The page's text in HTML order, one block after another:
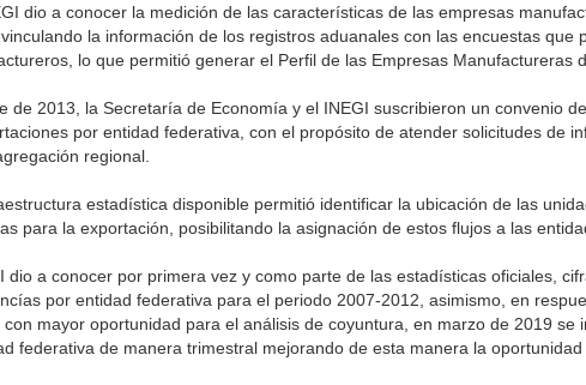
dio a conocer la medición de las características de las empresas
la información de los registros aduanales con las encuestas que
lo que permitió generar el Perfil de las Empresas Manufactureras
de 2013, la Secretaría de Economía y el INEGI suscribieron un convenio
por entidad federativa, con el propósito de atender solicitudes de
regional.
estadística disponible permitió identificar la ubicación de las
para la exportación, posibilitando la asignación de estos flujos a las
dio a conocer por primera vez y como parte de las estadísticas oficiales,
por entidad federativa para el periodo 2007-2012, asimismo, en
mayor oportunidad para el análisis de coyuntura, en marzo de 2019 se
federativa de manera trimestral mejorando de esta manera la oportunidad